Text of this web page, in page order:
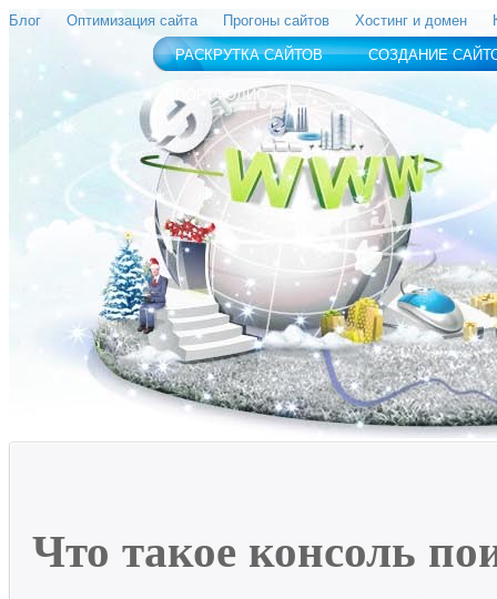
Блог Оптимизация сайта Прогоны сайтов Хостинг и домен
РАСКРУТКА САЙТОВ СОЗДАНИЕ
ПОРТФОЛИО
Что такое консоль